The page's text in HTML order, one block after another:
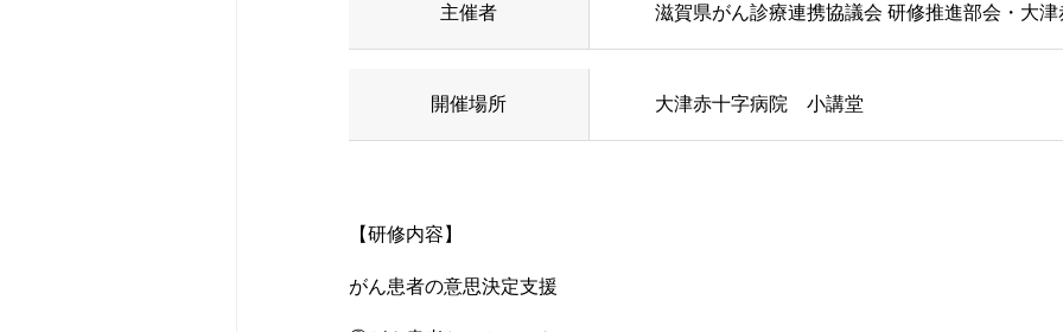
セカンドオピニオンのご案内
診断書等の申し込みのご案内
人間ドック・検診のご案内
宗教上の理由などで輸血を拒否される患者
耳鼻咽喉科･頭頸部外科 小児科
脳神経内科
新生児内科
ペイシェントハラスメントに対する基本方針
広報誌 研修会・講演会
赤十字について
入札・契約情報
主催者 滋賀県がん診療連携協議会 研修推進部会・大津
開催場所 大津赤十字病院 小講堂
【研修内容】
がん患者の意思決定支援